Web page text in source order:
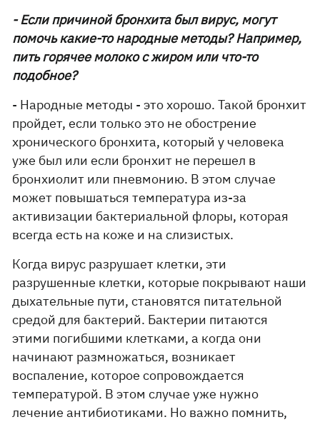
- Если причиной бронхита был вирус, могут
помочь какие-то народные методы? Например,
пить горячее молоко с жиром или что-то
подобное?
- Народные методы - это хорошо. Такой бронхит
пройдет, если только это не обострение
хронического бронхита, который у человека
уже был или если бронхит не перешел в
бронхиолит или пневмонию. В этом случае
может повышаться температура из-за
активизации бактериальной флоры, которая
всегда есть на коже и на слизистых.
Когда вирус разрушает клетки, эти
разрушенные клетки, которые покрывают наши
дыхательные пути, становятся питательной
средой для бактерий. Бактерии питаются
этими погибшими клетками, а когда они
начинают размножаться, возникает
воспаление, которое сопровождается
температурой. В этом случае уже нужно
лечение антибиотиками. Но важно помнить,